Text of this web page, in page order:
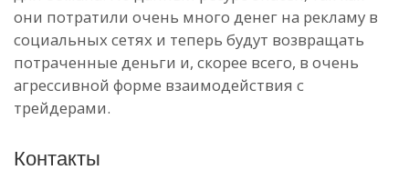
они потратили очень много денег на рекламу в
социальных сетях и теперь будут возвращать
потраченные деньги и, скорее всего, в очень
агрессивной форме взаимодействия с
трейдерами.
Контакты